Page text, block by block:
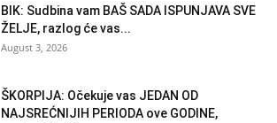
BIK: Sudbina vam BAŠ SADA ISPUNJAVA SVE
ŽELJE, razlog će vas...
August 3, 2026
ŠKORPIJA: Očekuje vas JEDAN OD
NAJSREĆNIJIH PERIODA ove GODINE,